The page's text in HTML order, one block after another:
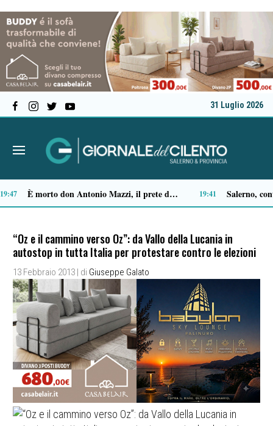
31 Luglio 2026
Ascea, Pietro D’Angiolillo: «La nuova giunta guarda al futuro, con gli occhi del passato» 13:11
“Oz e il cammino verso Oz”: da Vallo della Lucania in
autostop in tutta Italia per protestare contro le elezioni
13 Febbraio 2013 | di Giuseppe Galato